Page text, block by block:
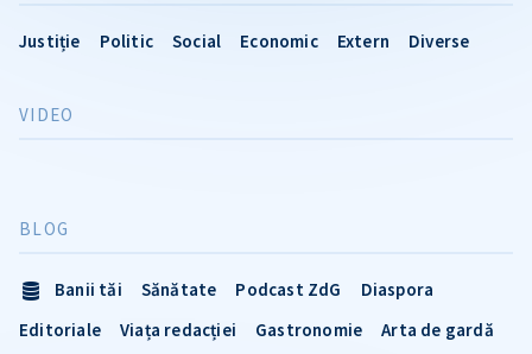
Justiție Politic Social Economic Extern Diverse
VIDEO
BLOG
Banii tăi Sănătate Podcast ZdG
Diaspora
Editoriale
Viața redacției Gastronomie
Arta de gardă